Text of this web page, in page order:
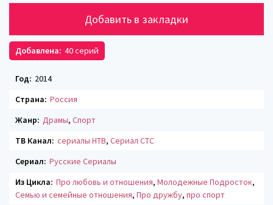
Добавить в закладки
Добавлена: 40 серий
Год: 2014
Страна: Россия
Жанр: Драмы, Спорт
ТВ Канал: сериалы НТВ, Сериал СТС
Сериал: Русские Сериалы
Из Цикла: Про любовь и отношения, Молодежные Подросток,
Семью и семейные отношения, Про дружбу, про спорт